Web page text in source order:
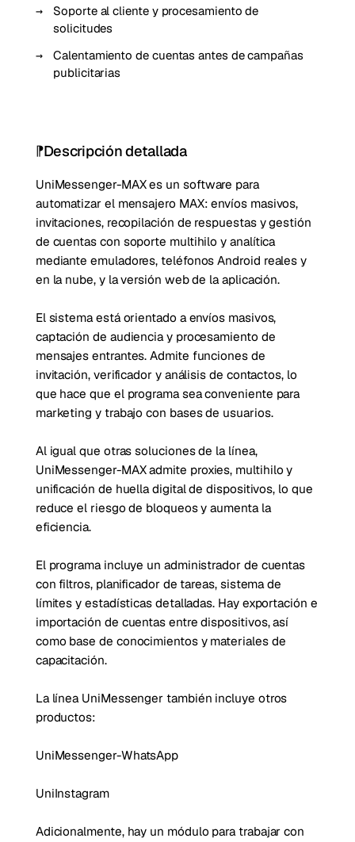
Soporte al cliente y procesamiento de
solicitudes
Calentamiento de cuentas antes de campañas
publicitarias
Descripción detallada
UniMessenger-MAX es un software para
automatizar el mensajero MAX: envíos masivos,
invitaciones, recopilación de respuestas y gestión
de cuentas con soporte multihilo y analítica
mediante emuladores, teléfonos Android reales y
en la nube, y la versión web de la aplicación.
El sistema está orientado a envíos masivos,
captación de audiencia y procesamiento de
mensajes entrantes. Admite funciones de
invitación, verificador y análisis de contactos, lo
que hace que el programa sea conveniente para
marketing y trabajo con bases de usuarios.
Al igual que otras soluciones de la línea,
UniMessenger-MAX admite proxies, multihilo y
unificación de huella digital de dispositivos, lo que
reduce el riesgo de bloqueos y aumenta la
eficiencia.
El programa incluye un administrador de cuentas
con filtros, planificador de tareas, sistema de
límites y estadísticas detalladas. Hay exportación e
importación de cuentas entre dispositivos, así
como base de conocimientos y materiales de
capacitación.
La línea UniMessenger también incluye otros
productos:
UniMessenger-WhatsApp
UniInstagram
Adicionalmente, hay un módulo para trabajar con